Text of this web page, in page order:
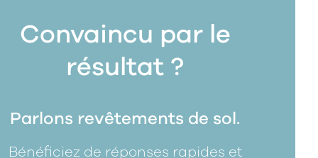
Convaincu par le
résultat ?
Parlons revêtements de sol.
Bénéficiez de réponses rapides et